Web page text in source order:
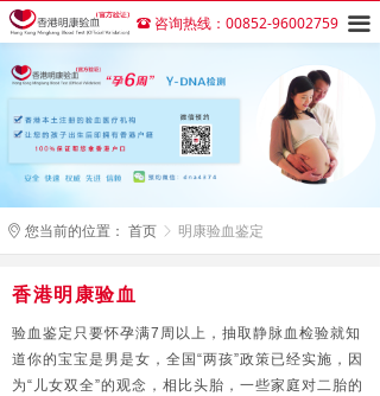
끀
뀰 咨询热线：00852-96002759
香港明康验血
验血鉴定只要怀孕满7周以上，抽取静脉血检验就知
道你的宝宝是男是女，全国“两孩”政策已经实施，因
为“儿女双全”的观念，相比头胎，一些家庭对二胎的
ꀷ 您当前的位置： ꁕ 明康验血鉴定
首页